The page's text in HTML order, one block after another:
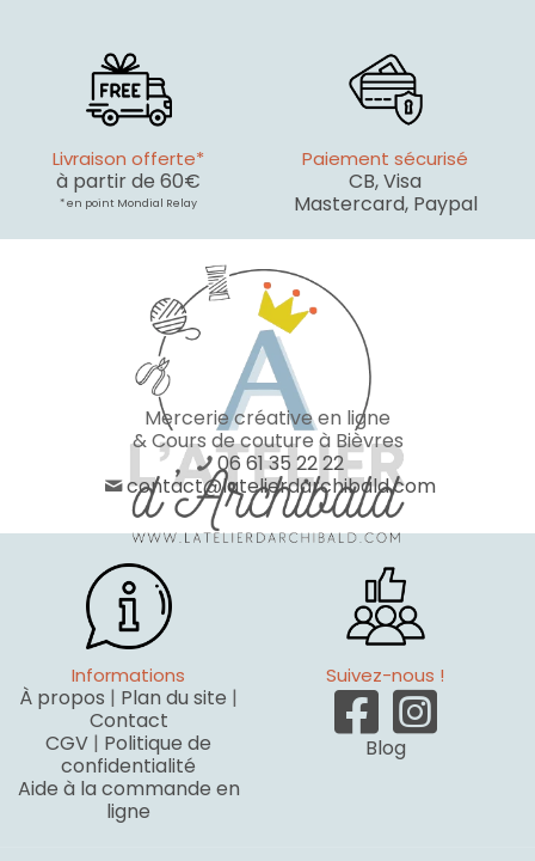
Livraison offerte*
à partir de 60€
* en point Mondial Relay
Paiement sécurisé
CB, Visa
Mastercard, Paypal
Mercerie créative en ligne
& Cours de couture à Bièvres
06 61 35 22 22
contact@latelierdarchibald.com
Informations
À propos | Plan du site |
Contact
CGV | Politique de
confidentialité
Aide à la commande en
ligne
Suivez-nous !
Blog